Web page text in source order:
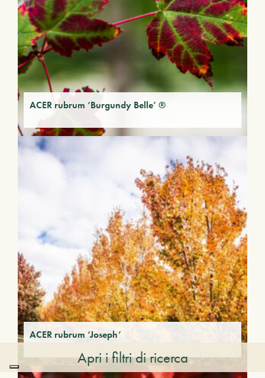
ACER rubrum ‘Burgundy Belle’ ®
ACER rubrum ‘Joseph’
Apri i filtri di ricerca